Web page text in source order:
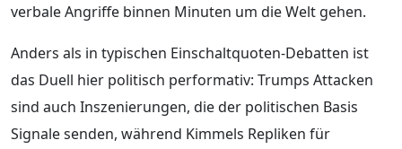
verbale Angriffe binnen Minuten um die Welt gehen.
Anders als in typischen Einschaltquoten-Debatten ist
das Duell hier politisch performativ: Trumps Attacken
sind auch Inszenierungen, die der politischen Basis
Signale senden, während Kimmels Repliken für